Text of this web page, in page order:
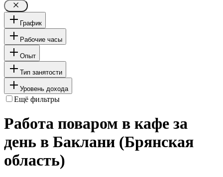
График
Рабочие часы
Опыт
Тип занятости
Уровень дохода
Ещё фильтры
Работа поваром в кафе за
день в Баклани (Брянская
область)